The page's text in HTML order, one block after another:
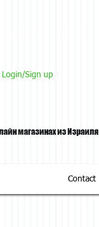
Login/Sign up
магазинах из Израиля
Contact